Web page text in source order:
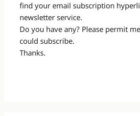
find your email subscription
newsletter service.
Do you have any? Please permit
could subscribe.
Thanks.